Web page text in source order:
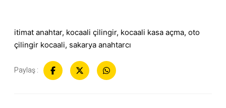
itimat anahtar, kocaali çilingir, kocaali kasa açma, oto
çilingir kocaali, sakarya anahtarcı
Paylaş :